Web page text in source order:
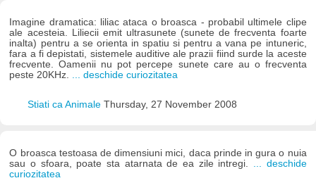
Imagine dramatica: liliac ataca o broasca - probabil ultimele clipe
ale acesteia. Liliecii emit ultrasunete (sunete de frecventa foarte
inalta) pentru a se orienta in spatiu si pentru a vana pe intuneric,
fara a fi depistati, sistemele auditive ale prazii fiind surde la aceste
frecvente. Oamenii nu pot percepe sunete care au o frecventa
peste 20KHz.
... deschide curiozitatea
Stiati ca Animale Thursday, 27 November 2008
O broasca testoasa de dimensiuni mici, daca prinde in gura o nuia
sau o sfoara, poate sta atarnata de ea zile intregi. ... deschide
curiozitatea